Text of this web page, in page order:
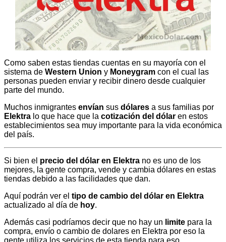
Como saben estas tiendas cuentas en su mayoría con el
sistema de Western Union y Moneygram con el cual las
personas pueden enviar y recibir dinero desde cualquier
parte del mundo.
Muchos inmigrantes envían sus dólares a sus familias por
Elektra lo que hace que la cotización del dólar en estos
establecimientos sea muy importante para la vida económica
del país.
Si bien el precio del dólar en Elektra no es uno de los
mejores, la gente compra, vende y cambia dólares en estas
tiendas debido a las facilidades que dan.
Aquí podrán ver el tipo de cambio del dólar en Elektra
actualizado al día de hoy.
Además casi podríamos decir que no hay un limite para la
compra, envío o cambio de dolares en Elektra por eso la
gente utiliza los servicios de esta tienda para eso.